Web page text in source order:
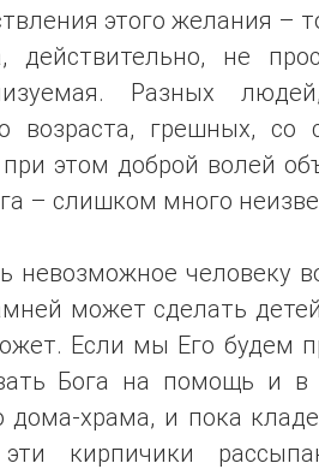
этого желания –
действительно, не
Разных
возраста, грешных,
при этом доброй волей
– слишком много
невозможное человеку
может сделать
Если мы Его будем
Бога на помощь и в
дома-храма, и пока
эти кирпичики